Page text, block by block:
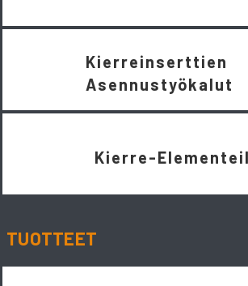
Kierreinserttien
Asennustyökalut
Kierre-
TUOTTEET